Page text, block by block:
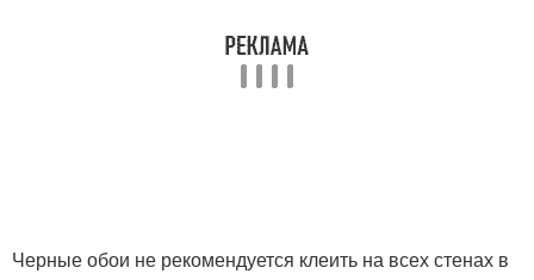
Черные обои не рекомендуется клеить на всех стенах в